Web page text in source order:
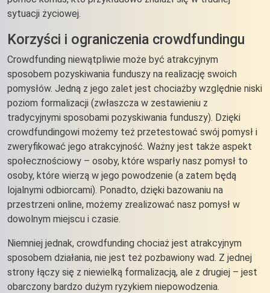
sytuacji życiowej.
Korzyści i ograniczenia crowdfundingu
Crowdfunding niewątpliwie może być atrakcyjnym
sposobem pozyskiwania funduszy na realizację swoich
pomysłów. Jedną z jego zalet jest chociażby względnie niski
poziom formalizacji (zwłaszcza w zestawieniu z
tradycyjnymi sposobami pozyskiwania funduszy). Dzięki
crowdfundingowi możemy też przetestować swój pomysł i
zweryfikować jego atrakcyjność. Ważny jest także aspekt
społecznościowy – osoby, które wsparły nasz pomysł to
osoby, które wierzą w jego powodzenie (a zatem będą
lojalnymi odbiorcami). Ponadto, dzięki bazowaniu na
przestrzeni online, możemy zrealizować nasz pomysł w
dowolnym miejscu i czasie.
Niemniej jednak, crowdfunding chociaż jest atrakcyjnym
sposobem działania, nie jest też pozbawiony wad. Z jednej
strony łączy się z niewielką formalizacją, ale z drugiej – jest
obarczony bardzo dużym ryzykiem niepowodzenia.